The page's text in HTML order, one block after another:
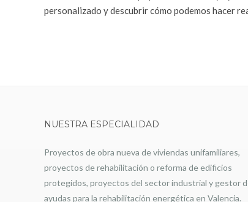
personalizado y descubrir cómo podemos hacer
NUESTRA ESPECIALIDAD
Proyectos de obra nueva de viviendas unifamiliares,
proyectos de rehabilitación o reforma de edificios
protegidos, proyectos del sector industrial y gestor
ayudas para la rehabilitación energética en Valencia.